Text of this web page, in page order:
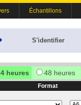
Échantillons
S'identifier
heures 48 heures
Format